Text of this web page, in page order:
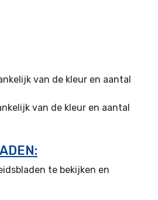
van de kleur en aantal
van de kleur en aantal
te bekijken en